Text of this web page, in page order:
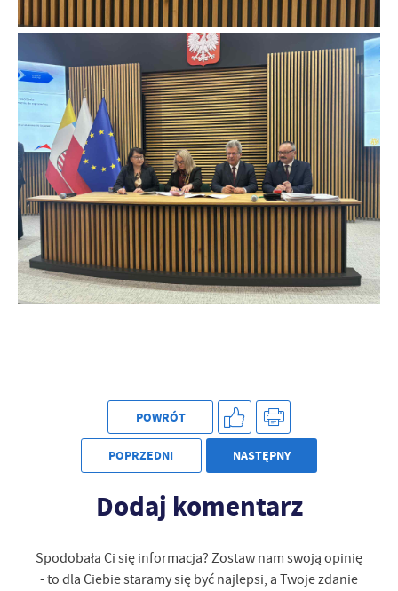
POWRÓT
POPRZEDNI NASTĘPNY
Dodaj komentarz
Spodobała Ci się informacja? Zostaw nam swoją opinię
- to dla Ciebie staramy się być najlepsi, a Twoje zdanie